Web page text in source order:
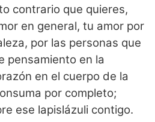
contrario que quieres,
en general, tu amor por
por las personas que
pensamiento en la
en el cuerpo de la
por completo;
ese lapislázuli contigo.